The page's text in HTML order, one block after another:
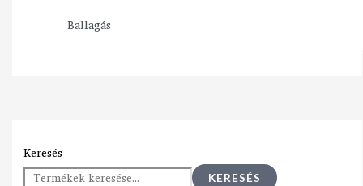
Keresés
KERESÉS
Ballagás